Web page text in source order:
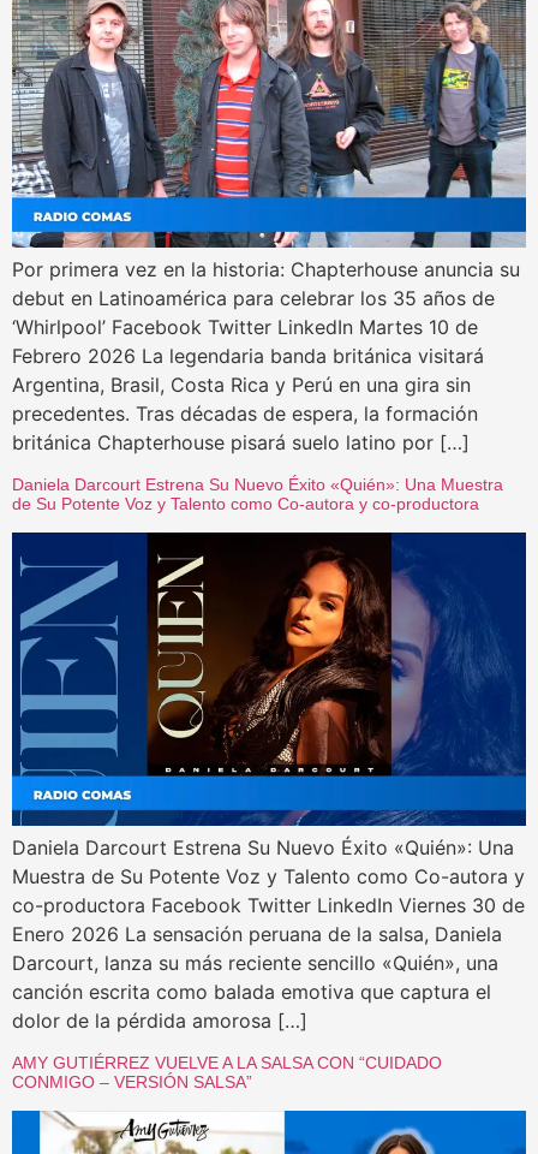
Por primera vez en la historia: Chapterhouse anuncia su
debut en Latinoamérica para celebrar los 35 años de
‘Whirlpool’ Facebook Twitter LinkedIn Martes 10 de
Febrero 2026 La legendaria banda británica visitará
Argentina, Brasil, Costa Rica y Perú en una gira sin
precedentes. Tras décadas de espera, la formación
británica Chapterhouse pisará suelo latino por […]
Daniela Darcourt Estrena Su Nuevo Éxito «Quién»: Una Muestra
de Su Potente Voz y Talento como Co-autora y co-productora
Daniela Darcourt Estrena Su Nuevo Éxito «Quién»: Una
Muestra de Su Potente Voz y Talento como Co-autora y
co-productora Facebook Twitter LinkedIn Viernes 30 de
Enero 2026 La sensación peruana de la salsa, Daniela
Darcourt, lanza su más reciente sencillo «Quién», una
canción escrita como balada emotiva que captura el
dolor de la pérdida amorosa […]
AMY GUTIÉRREZ VUELVE A LA SALSA CON “CUIDADO
CONMIGO – VERSIÓN SALSA”